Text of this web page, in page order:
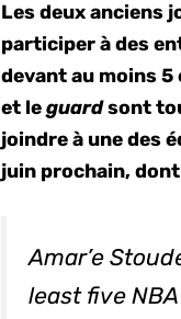
Les deux anciens
participer à des
devant au moins 5
et leguardsont
joindre à une des
juin prochain,
Amar’e
least five